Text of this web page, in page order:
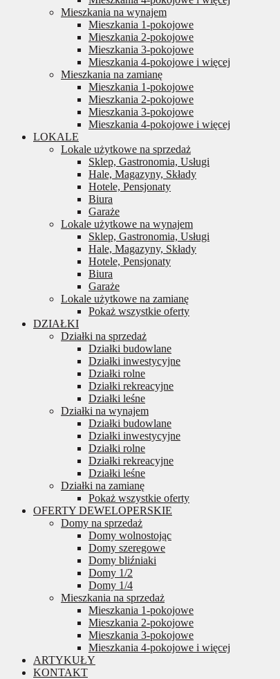
Mieszkania na wynajem
Mieszkania 1-pokojowe
Mieszkania 2-pokojowe
Mieszkania 3-pokojowe
Mieszkania 4-pokojowe i więcej
Mieszkania na zamianę
Mieszkania 1-pokojowe
Mieszkania 2-pokojowe
Mieszkania 3-pokojowe
Mieszkania 4-pokojowe i więcej
LOKALE
Lokale użytkowe na sprzedaż
Sklep, Gastronomia, Usługi
Hale, Magazyny, Składy
Hotele, Pensjonaty
Biura
Garaże
Lokale użytkowe na wynajem
Sklep, Gastronomia, Usługi
Hale, Magazyny, Składy
Hotele, Pensjonaty
Biura
Garaże
Lokale użytkowe na zamianę
Pokaż wszystkie oferty
DZIAŁKI
Działki na sprzedaż
Działki budowlane
Działki inwestycyjne
Działki rolne
Działki rekreacyjne
Działki leśne
Działki na wynajem
Działki budowlane
Działki inwestycyjne
Działki rolne
Działki rekreacyjne
Działki leśne
Działki na zamianę
Pokaż wszystkie oferty
OFERTY DEWELOPERSKIE
Domy na sprzedaż
Domy wolnostojąc
Domy szeregowe
Domy bliźniaki
Domy 1/2
Domy 1/4
Mieszkania na sprzedaż
Mieszkania 1-pokojowe
Mieszkania 2-pokojowe
Mieszkania 3-pokojowe
Mieszkania 4-pokojowe i więcej
ARTYKUŁY
KONTAKT